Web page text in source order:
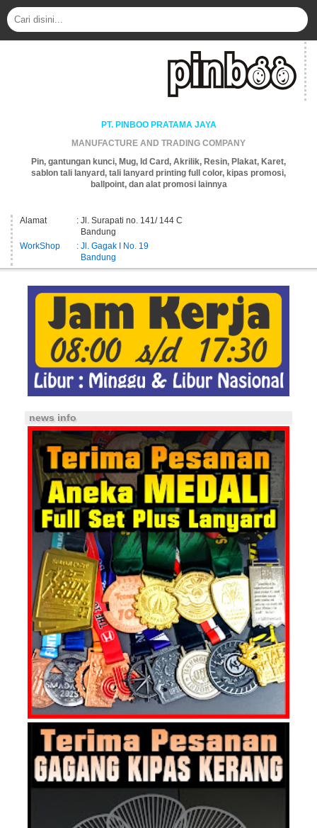
PT. PINBOO PRATAMA JAYA
MANUFACTURE AND TRADING COMPANY
Pin, gantungan kunci, Mug, Id Card, Akrilik, Resin, Plakat, Karet,
sablon tali lanyard, tali lanyard printing full color, kipas promosi,
ballpoint, dan alat promosi lainnya
Alamat
: Jl. Surapati no. 141/ 144 C
Bandung
WorkShop
: Jl. Gagak I No. 19
Bandung
news info